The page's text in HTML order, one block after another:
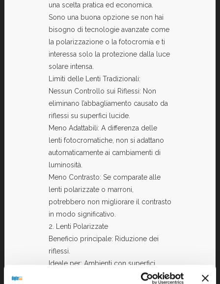
una scelta pratica ed economica.
Sono una buona opzione se non hai
bisogno di tecnologie avanzate come
la polarizzazione o la fotocromia e ti
interessa solo la protezione dalla luce
solare intensa.
Limiti delle Lenti Tradizionali:
Nessun Controllo sui Riflessi: Non
eliminano l’abbagliamento causato da
riflessi su superfici lucide.
Meno Adattabili: A differenza delle
lenti fotocromatiche, non si adattano
automaticamente ai cambiamenti di
luminosità.
Meno Contrasto: Se comparate alle
lenti polarizzate o marroni,
potrebbero non migliorare il contrasto
in modo significativo.
2. Lenti Polarizzate
Beneficio principale: Riduzione dei
riflessi.
Ideale per: Ambienti con superfici
riflettenti come acqua, neve o strade.